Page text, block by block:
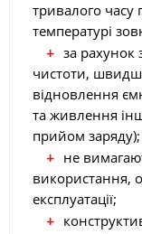
тривалого часу
температурі
за рахунок
чистоти,
відновлення
та живлення
прийом заряду);
не
використання,
експлуатації;